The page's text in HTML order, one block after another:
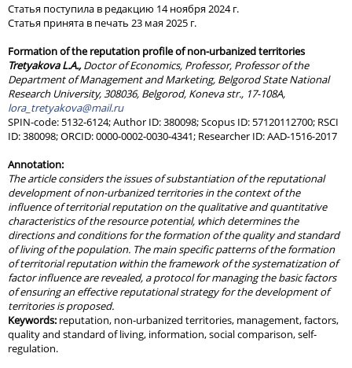
Статья поступила в редакцию 14 ноября 2024 г.
Статья принята в печать 23 мая 2025 г.
Formation of the reputation profile of non-urbanized territories
Tretyakova L.A.,Doctor of Economics, Professor, Professor of the
Department of Management and Marketing, Belgorod State National
Research University, 308036, Belgorod, Koneva str., 17-108A,
lora_tretyakova@mail.ru
SPIN-code: 5132-6124; Author ID: 380098; Scopus ID: 57120112700; RSCI
ID: 380098; ORCID: 0000-0002-0030-4341; Researcher ID: AAD-1516-2017
Annotation:
The article considers the issues of substantiation of the reputational
development of non-urbanized territories in the context of the
influence of territorial reputation on the qualitative and quantitative
characteristics of the resource potential, which determines the
directions and conditions for the formation of the quality and standard
of living of the population. The main specific patterns of the formation
of territorial reputation within the framework of the systematization of
factor influence are revealed, a protocol for managing the basic factors
of ensuring an effective reputational strategy for the development of
territories is proposed.
Keywords: reputation, non-urbanized territories, management, factors,
quality and standard of living, information, social comparison, self-
regulation.